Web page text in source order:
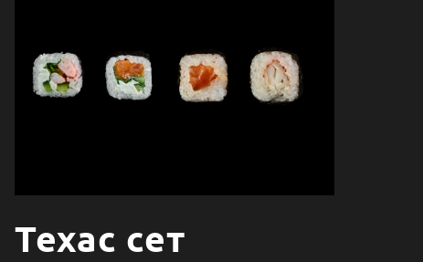
Техас сет